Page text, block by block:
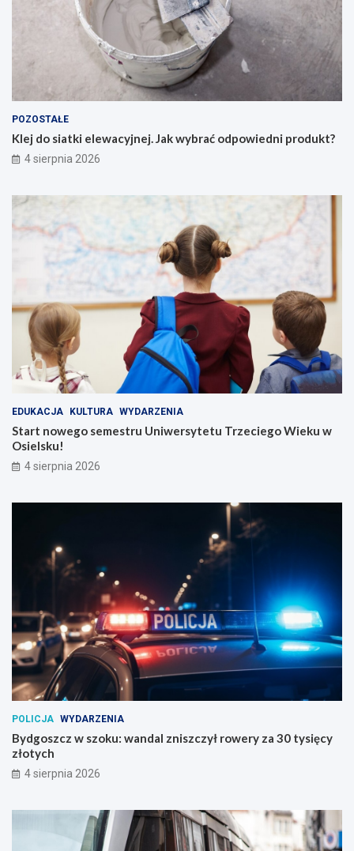
POZOSTAŁE
Klej do siatki elewacyjnej. Jak wybrać odpowiedni produkt?
4 sierpnia 2026
EDUKACJA KULTURA WYDARZENIA
Start nowego semestru Uniwersytetu Trzeciego Wieku w
Osielsku!
4 sierpnia 2026
POLICJA WYDARZENIA
Bydgoszcz w szoku: wandal zniszczył rowery za 30 tysięcy
złotych
4 sierpnia 2026